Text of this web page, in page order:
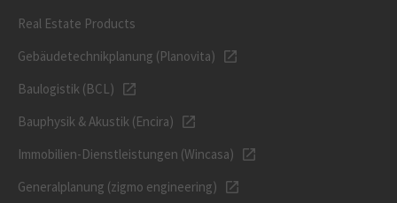
Real Estate Products
Gebäudetechnikplanung (Planovita)
Baulogistik (BCL)
Bauphysik & Akustik (Encira)
Immobilien-Dienstleistungen (Wincasa)
Generalplanung (zigmo engineering)